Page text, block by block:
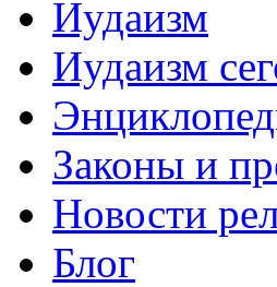
Иудаизм
Иудаизм
Законы и
Новости
Блог